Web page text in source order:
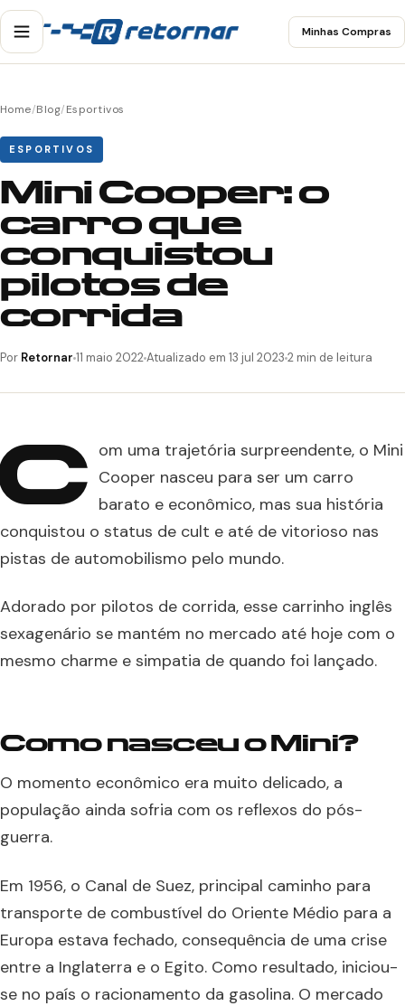
Minhas Compras
Home/Blog/Esportivos
ESPORTIVOS
Mini Cooper: o
carro que
conquistou
pilotos de
corrida
Por Retornar 11 maio 2022Atualizado em 13 jul 2023 2 min de leitura
om uma trajetória surpreendente, o Mini
Cooper nasceu para ser um carro
barato e econômico, mas sua história
conquistou o status de cult e até de vitorioso nas
pistas de automobilismo pelo mundo.
Adorado por pilotos de corrida, esse carrinho inglês
sexagenário se mantém no mercado até hoje com o
mesmo charme e simpatia de quando foi lançado.
Como nasceu o Mini?
O momento econômico era muito delicado, a
população ainda sofria com os reflexos do pós-
guerra.
Em 1956, o Canal de Suez, principal caminho para
transporte de combustível do Oriente Médio para a
Europa estava fechado, consequência de uma crise
entre a Inglaterra e o Egito. Como resultado, iniciou-
se no país o racionamento da gasolina. O mercado